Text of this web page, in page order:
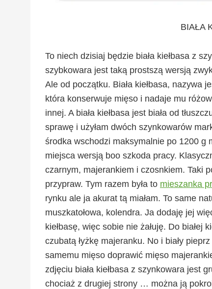
BIAŁA
To niech dzisiaj będzie biała kiełbasa z
szybkowara jest taką prostszą wersją
Ale od początku. Biała kiełbasa, nazywa
która konserwuje mięso i nadaje mu
innej. A biała kiełbasa jest biała od
sprawę i użyłam dwóch szynkowarów
środka wschodzi maksymalnie po 1200 g
miejsca wersją boo szkoda pracy.
czarnym, majerankiem i czosnkiem. Taki
przypraw. Tym razem była to mieszanka
rynku ale ja akurat tą miałam. To same
muszkatołowa, kolendra. Ja dodaję jej
kiełbasę, więc sobie nie żałuję. Do
czubatą łyżkę majeranku. No i biały
samemu mięso doprawić mięso
zdjęciu biała kiełbasa z szynkowara jest
chociaż z drugiej strony … można ją